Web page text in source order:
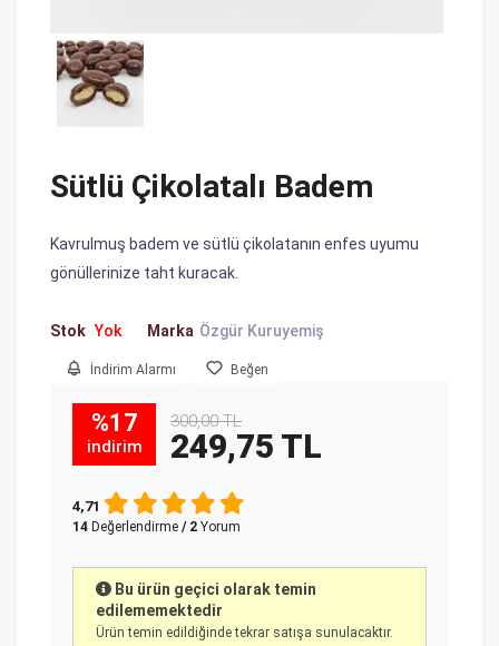
Sütlü Çikolatalı Badem
Kavrulmuş badem ve sütlü çikolatanın enfes uyumu
gönüllerinize taht kuracak.
Stok Yok Marka Özgür Kuruyemiş
İndirim Alarmı Beğen
%17
indirim
300,00 TL
249,75 TL
4,71
14 Değerlendirme / 2 Yorum
Bu ürün geçici olarak temin
edilememektedir
Ürün temin edildiğinde tekrar satışa sunulacaktır.